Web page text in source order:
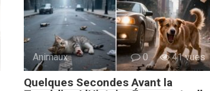
Animaux 0 41 vues
Quelques Secondes Avant la